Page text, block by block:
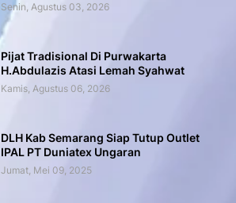
Senin, Agustus 03, 2026
Pijat Tradisional Di Purwakarta
H.Abdulazis Atasi Lemah Syahwat
Kamis, Agustus 06, 2026
DLH Kab Semarang Siap Tutup Outlet
IPAL PT Duniatex Ungaran
Jumat, Mei 09, 2025